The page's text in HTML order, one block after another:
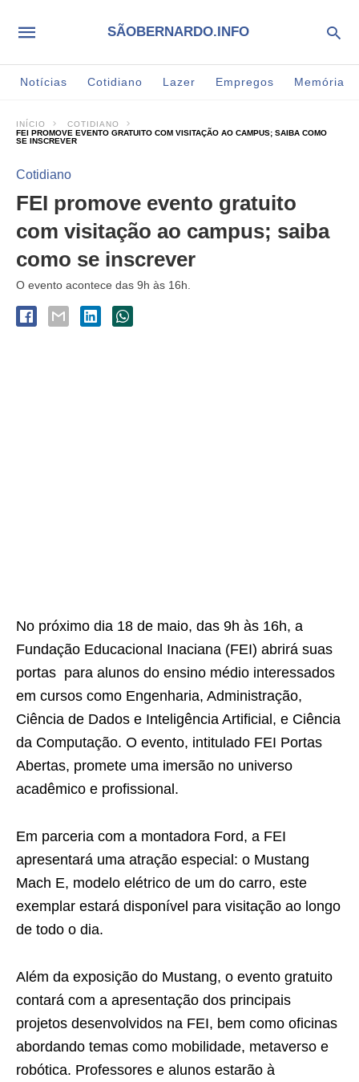
SÃOBERNARDO.INFO
Notícias Cotidiano Lazer Empregos Memória
INÍCIO
COTIDIANO
FEI PROMOVE EVENTO GRATUITO COM VISITAÇÃO AO CAMPUS; SAIBA COMO
SE INSCREVER
Cotidiano
FEI promove evento gratuito
com visitação ao campus; saiba
como se inscrever
O evento acontece das 9h às 16h.
No próximo dia 18 de maio, das 9h às 16h, a
Fundação Educacional Inaciana (FEI) abrirá suas
portas para alunos do ensino médio interessados
em cursos como Engenharia, Administração,
Ciência de Dados e Inteligência Artificial, e Ciência
da Computação. O evento, intitulado FEI Portas
Abertas, promete uma imersão no universo
acadêmico e profissional.
Em parceria com a montadora Ford, a FEI
apresentará uma atração especial: o Mustang
Mach E, modelo elétrico de um do carro, este
exemplar estará disponível para visitação ao longo
de todo o dia.
Além da exposição do Mustang, o evento gratuito
contará com a apresentação dos principais
projetos desenvolvidos na FEI, bem como oficinas
abordando temas como mobilidade, metaverso e
robótica. Professores e alunos estarão à